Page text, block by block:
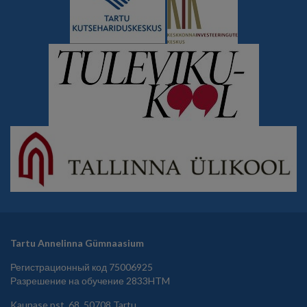
Tartu Annelinna Gümnaasium
Регистрационный код 75006925
Разрешение на обучение 2833HTM
Kaunase pst. 68, 50708 Tartu